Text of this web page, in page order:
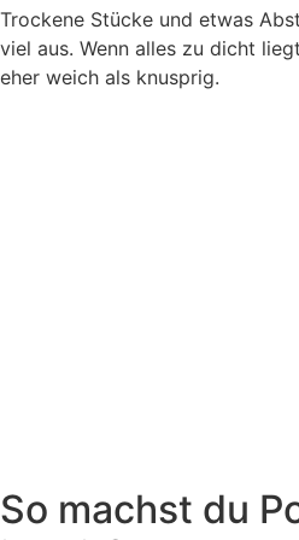
Trockene Stücke und etwas
viel aus. Wenn alles zu dicht
eher weich als knusprig.
So machst du